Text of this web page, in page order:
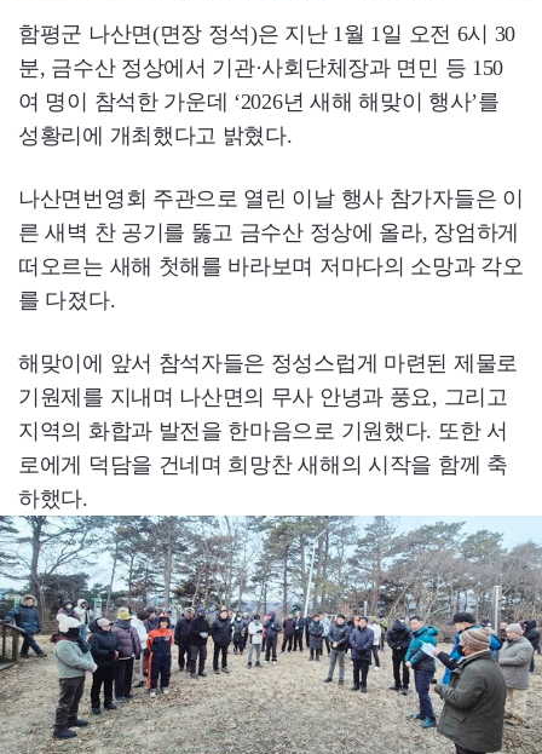
함평군 나산면(면장 정석)은 지난 1월 1일 오전 6시 30
분, 금수산 정상에서 기관·사회단체장과 면민 등 150
여 명이 참석한 가운데 ‘2026년 새해 해맞이 행사’를
성황리에 개최했다고 밝혔다.
나산면번영회 주관으로 열린 이날 행사 참가자들은 이
른 새벽 찬 공기를 뚫고 금수산 정상에 올라, 장엄하게
떠오르는 새해 첫해를 바라보며 저마다의 소망과 각오
를 다졌다.
해맞이에 앞서 참석자들은 정성스럽게 마련된 제물로
기원제를 지내며 나산면의 무사 안녕과 풍요, 그리고
지역의 화합과 발전을 한마음으로 기원했다. 또한 서
로에게 덕담을 건네며 희망찬 새해의 시작을 함께 축
하했다.